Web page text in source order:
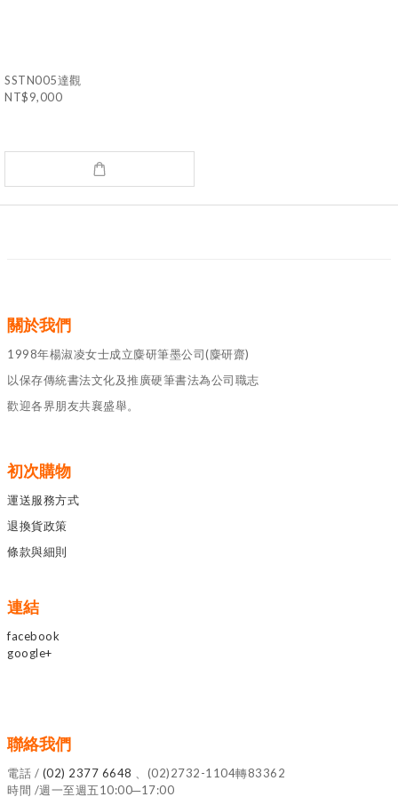
SSTN005達觀
NT$9,000
關於我們
1998年楊淑凌女士成立麋研筆墨公司(麋研齋)
以保存傳統書法文化及推廣硬筆書法為公司職志
歡迎各界朋友共襄盛舉。
初次購物
運送服務方式
退換貨政策
條款與細則
連結
facebook
google+
聯絡我們
電話 / (02) 2377 6648 、(02)2732-1104轉83362
時間 /週一至週五10:00─17:00